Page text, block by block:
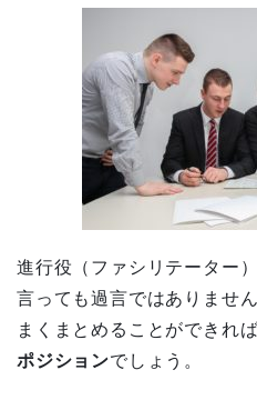
進行役（ファシリテーター
言っても過言ではありませ
まくまとめることができれば
ポジションでしょう。